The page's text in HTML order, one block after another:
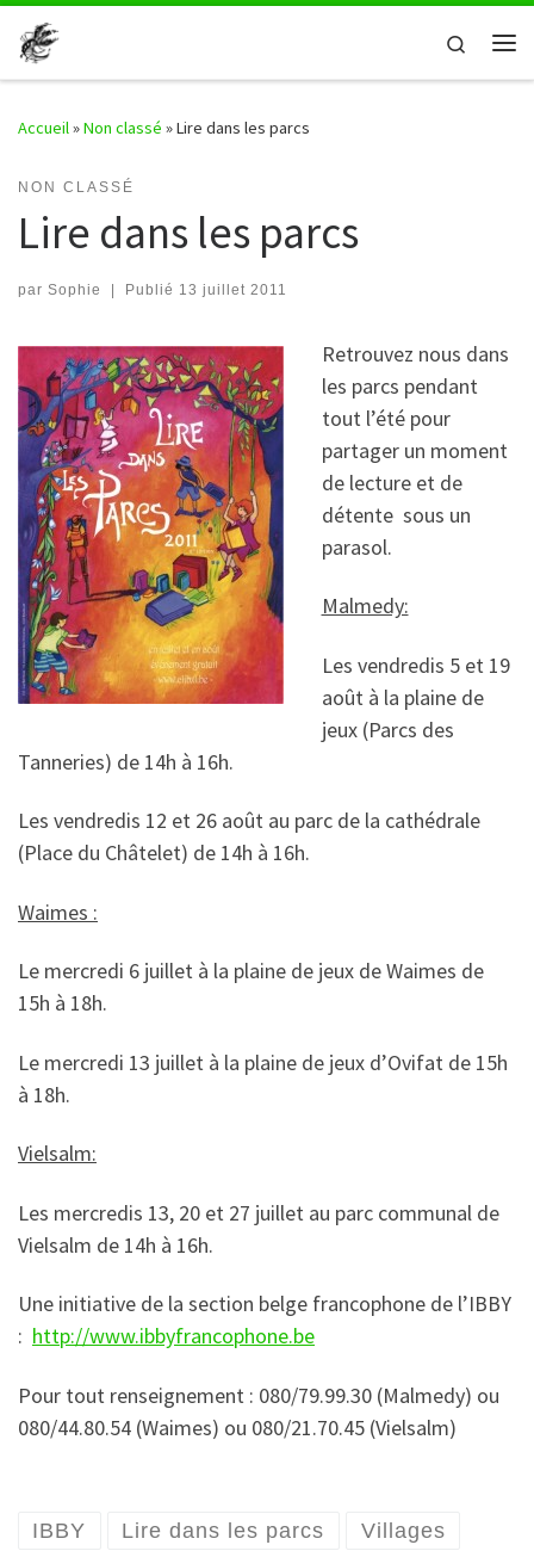
Passer au contenu
Search
Accueil»Non classé »Lire dans les parcs
NON CLASSÉ
Lire dans les parcs
par Sophie | Publié 13 juillet 2011
Retrouvez nous dans
les parcs pendant
tout l’été pour
partager un moment
de lecture et de
détente sous un
parasol.
Malmedy:
Les vendredis 5 et 19
août à la plaine de
jeux (Parcs des
Tanneries) de 14h à 16h.
Les vendredis 12 et 26 août au parc de la cathédrale
(Place du Châtelet) de 14h à 16h.
Waimes :
Le mercredi 6 juillet à la plaine de jeux de Waimes de
15h à 18h.
Le mercredi 13 juillet à la plaine de jeux d’Ovifat de 15h
à 18h.
Vielsalm:
Les mercredis 13, 20 et 27 juillet au parc communal de
Vielsalm de 14h à 16h.
Une initiative de la section belge francophone de l’IBBY
: http://www.ibbyfrancophone.be
Pour tout renseignement : 080/79.99.30 (Malmedy) ou
080/44.80.54 (Waimes) ou 080/21.70.45 (Vielsalm)
IBBY Lire dans les parcs Villages